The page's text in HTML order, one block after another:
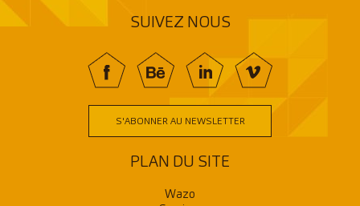
SUIVEZ NOUS
BE In V
S'ABONNER AU NEWSLETTER
PLAN DU SITE
Wazo